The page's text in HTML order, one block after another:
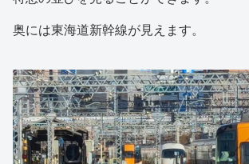
奥には東海道新幹線が見えます。